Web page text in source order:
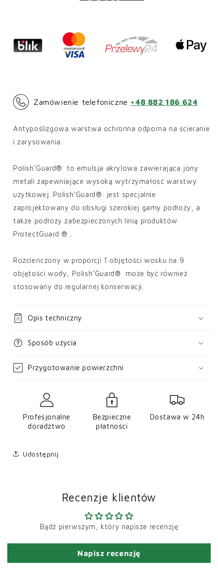
Zamówienie telefoniczne +48 882 186 624
Antypoślizgowa warstwa ochronna odporna na ścieranie
i zarysowania.
Polish’Guard® to emulsja akrylowa zawierająca jony
metali zapewniające wysoką wytrzymałość warstwy
użytkowej. Polish’Guard® jest specjalnie
zaprojektowany do obsługi szerokiej gamy podłoży, a
także podłoży zabezpieczonych linią produktów
ProtectGuard ® .
Rozcieńczony w proporcji 1 objętości wosku na 9
objętości wody, Polish’Guard® może być również
stosowany do regularnej konserwacji.
Opis techniczny
Sposób użycia
Przygotowanie powierzchni
Profesjonalne
doradztwo
Bezpieczne
płatności
Dostawa w 24h
Udostępnij
Recenzje klientów
Bądź pierwszym, który napisze recenzję
Napisz recenzję